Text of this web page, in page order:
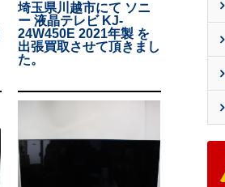
埼玉県川越市にて ソニ
ー 液晶テレビ KJ-
24W450E 2021年製 を
出張買取させて頂きまし
た。